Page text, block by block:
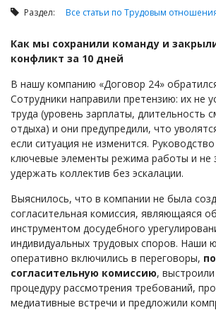
Сбор долгов
Проверка государственных органов
Интернет и право
Корпоративные отношения
Государственные закупки
Налоги и налогообложение
Новости сервиса
Архив
Раздел: Все статьи по Трудовым
Как мы сохранили команду и
конфликт за 10 дней
В нашу компанию «Договор 24»
Сотрудники направили претензию: их не
труда (уровень зарплаты, длительность
отдыха) и они предупредили, что
если ситуация не изменится.
ключевые элементы режима работы и не
удержать коллектив без эскалации.
Выяснилось, что в компании не была
согласительная комиссия, являющаяся
инструментом досудебного
индивидуальных трудовых споров. Наши
оперативно включились в переговоры,
согласительную комиссию,
процедуру рассмотрения требований,
медиативные встречи и предложили